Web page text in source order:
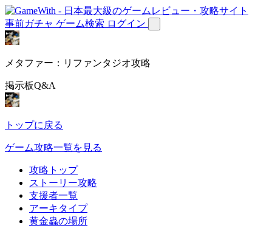
事前ガチャ ゲーム検索 ログイン
メタファー：リファンタジオ攻略
掲示板Q&A
トップに戻る
ゲーム攻略一覧を見る
攻略トップ
ストーリー攻略
支援者一覧
アーキタイプ
黄金蟲の場所